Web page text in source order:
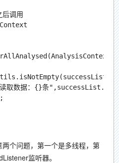
调用
取数据：{}条
个问题，第一个是多线程，第
监听器。